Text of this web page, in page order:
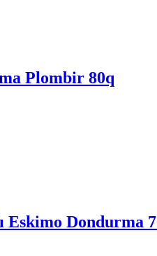
Plombir 80q
Eskimo Dondurma